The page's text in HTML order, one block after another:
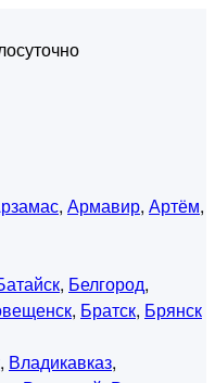
, Армавир, Артём,
, Белгород,
, Братск, Брянск
, Владикавказ,